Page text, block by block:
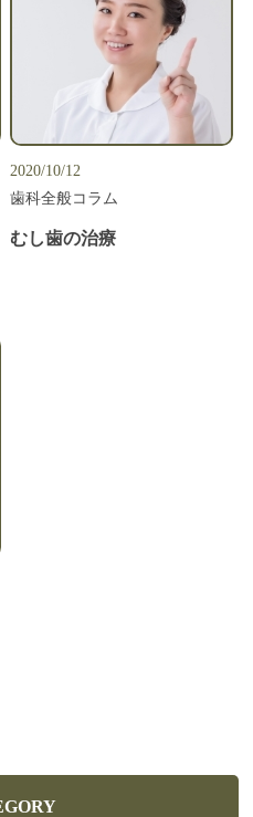
2020/10/12
歯科全般コラム
むし歯の治療